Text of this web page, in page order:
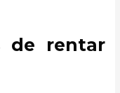
de rentar